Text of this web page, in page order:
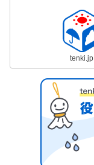
tenki.jp